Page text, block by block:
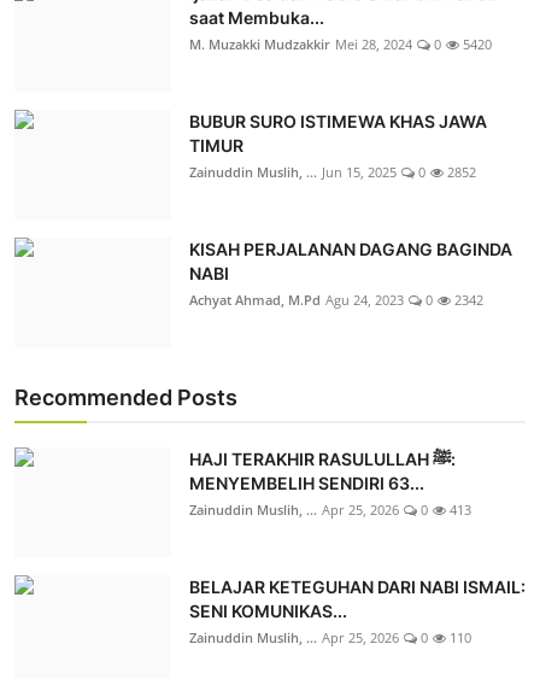
saat Membuka...
M. Muzakki Mudzakkir Mei 28, 2024 0 5420
BUBUR SURO ISTIMEWA KHAS JAWA
TIMUR
Zainuddin Muslih, ... Jun 15, 2025 0 2852
KISAH PERJALANAN DAGANG BAGINDA
NABI
Achyat Ahmad, M.Pd Agu 24, 2023 0 2342
Recommended Posts
HAJI TERAKHIR RASULULLAH ﷺ:
MENYEMBELIH SENDIRI 63...
Zainuddin Muslih, ... Apr 25, 2026 0 413
BELAJAR KETEGUHAN DARI NABI ISMAIL:
SENI KOMUNIKAS...
Zainuddin Muslih, ... Apr 25, 2026 0 110